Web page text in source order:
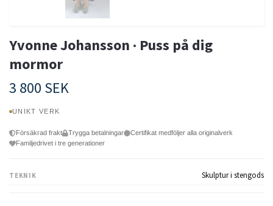
Yvonne Johansson · Puss på dig
mormor
3 800 SEK
UNIKT VERK
Försäkrad frakt Trygga betalningar
Certifikat medföljer alla originalverk
Familjedrivet i tre generationer
TEKNIK Skulptur i stengods